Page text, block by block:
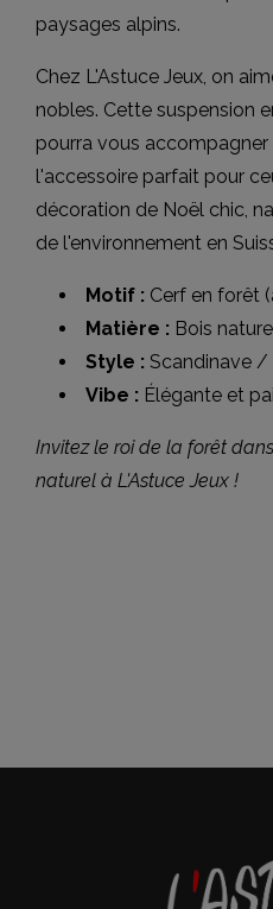
paysages alpins.
Chez L'Astuce Jeux, on
nobles. Cette suspension
pourra vous accompagner
l'accessoire parfait pour
décoration de Noël chic,
de l'environnement en
Motif : Cerf en forêt
Matière : Bois
Style : Scandinave /
Vibe : Élégante et
Invitez le roi de la forêt
naturel à L'Astuce Jeux !